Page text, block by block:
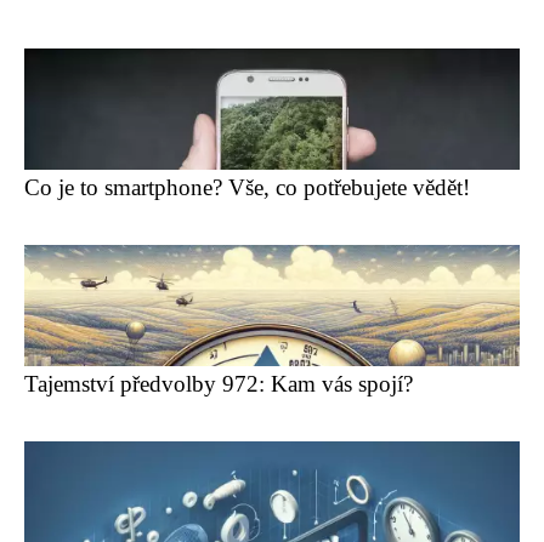
Co je to smartphone? Vše, co potřebujete vědět!
Tajemství předvolby 972: Kam vás spojí?